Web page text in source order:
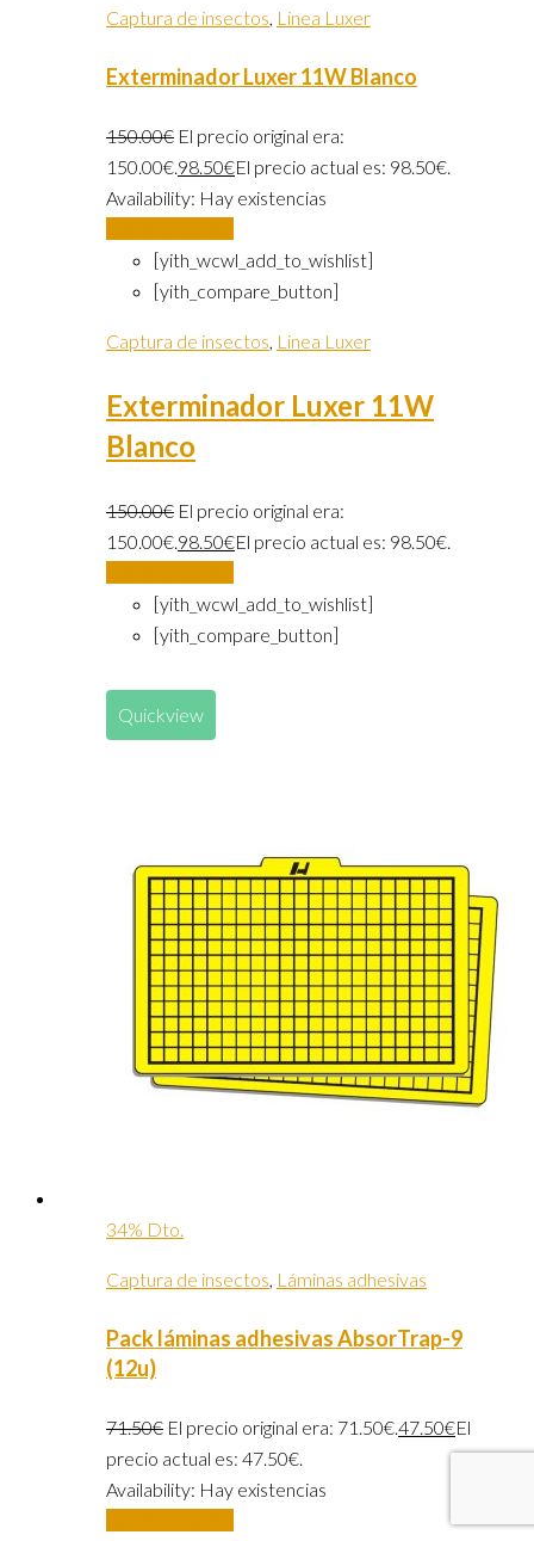
Captura de insectos, Linea Luxer
Exterminador Luxer 11W Blanco
150.00€ El precio original era:
150.00€.98.50€El precio actual es: 98.50€.
Availability: Hay existencias
[yith_wcwl_add_to_wishlist]
[yith_compare_button]
Captura de insectos, Linea Luxer
Exterminador Luxer 11W
Blanco
150.00€ El precio original era:
150.00€.98.50€El precio actual es: 98.50€.
[yith_wcwl_add_to_wishlist]
[yith_compare_button]
Quickview
34% Dto.
Captura de insectos, Láminas adhesivas
Pack láminas adhesivas AbsorTrap-9
(12u)
71.50€ El precio original era: 71.50€.47.50€El
precio actual es: 47.50€.
Availability: Hay existencias